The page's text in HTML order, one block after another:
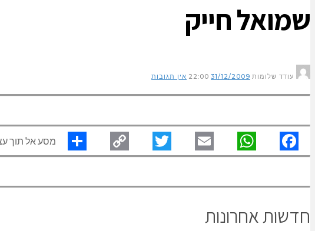
שמואל חייק
עודד שלומות 31/12/2009
22:00 אין תגובות
Facebook
WhatsApp
Email
Twitter
Copy
Share
מסע אל תוך
חדשות אחרונות